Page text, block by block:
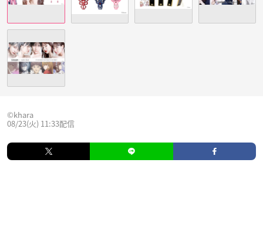
©khara
08/23(火) 11:33配信